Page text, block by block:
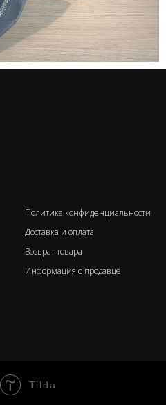
Политика конфиденциальности
Доставка и оплата
Возврат товара
Информация о продавце
Tilda